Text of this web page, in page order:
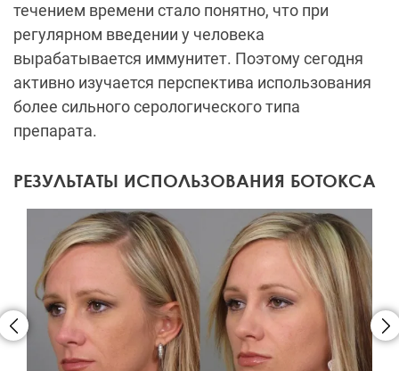
течением времени стало понятно, что при
регулярном введении у человека
вырабатывается иммунитет. Поэтому сегодня
активно изучается перспектива использования
более сильного серологического типа
препарата.
РЕЗУЛЬТАТЫ ИСПОЛЬЗОВАНИЯ БОТОКСА